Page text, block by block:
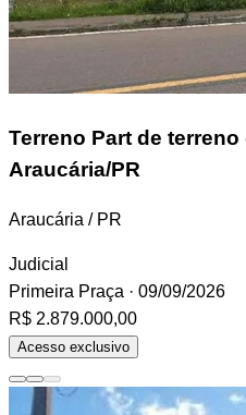
Terreno Part de terreno
Araucária/PR
Araucária / PR
Judicial
Primeira Praça · 09/09/2026
R$ 2.879.000,00
Acesso exclusivo